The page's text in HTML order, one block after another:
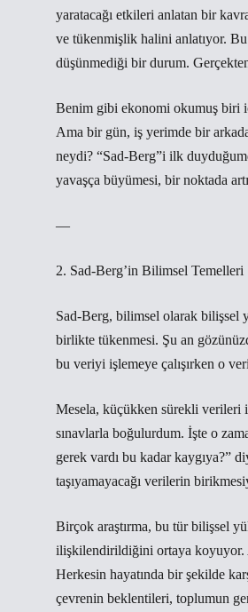
yaratacağı etkileri anlatan bir
ve tükenmişlik halini anlatıyor.
düşünmediği bir durum.
Benim gibi ekonomi okumuş biri
Ama bir gün, iş yerimde bir
neydi? “Sad-Berg”i ilk
yavaşça büyümesi, bir noktada
—
2. Sad-Berg’in Bilimsel Temelleri
Sad-Berg, bilimsel olarak bilişsel
birlikte tükenmesi. Şu an
bu veriyi işlemeye çalışırken o
Mesela, küçükken sürekli verileri
sınavlarla boğulurdum. İşte o
gerek vardı bu kadar kaygıya?”
taşıyamayacağı verilerin
Birçok araştırma, bu tür bilişsel
ilişkilendirildiğini ortaya koyuyor.
Herkesin hayatında bir şekilde
çevrenin beklentileri, toplumun